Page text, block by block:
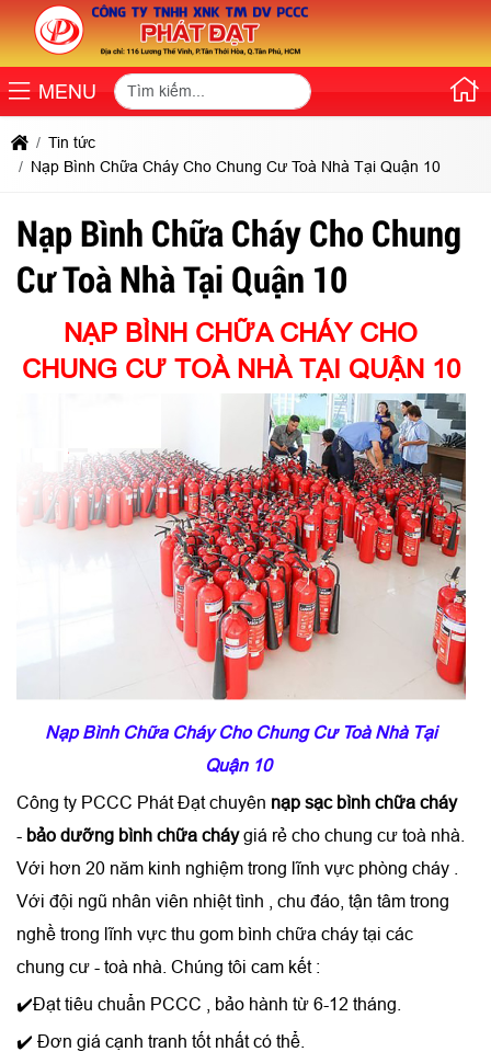
MENU
Tin tức
Nạp Bình Chữa Cháy Cho Chung Cư Toà Nhà Tại Quận 10
Nạp Bình Chữa Cháy Cho Chung
Cư Toà Nhà Tại Quận 10
NẠP BÌNH CHỮA CHÁY CHO
CHUNG CƯ TOÀ NHÀ TẠI QUẬN 10
Nạp Bình Chữa Cháy Cho Chung Cư Toà Nhà Tại
Quận 10
Công ty PCCC Phát Đạt chuyên nạp sạc bình chữa cháy
- bảo dưỡng bình chữa cháygiá rẻ cho chung cư toà nhà.
Với hơn 20 năm kinh nghiệm trong lĩnh vực phòng cháy .
Với đội ngũ nhân viên nhiệt tình , chu đáo, tận tâm trong
nghề trong lĩnh vực thu gom bình chữa cháy tại các
chung cư - toà nhà. Chúng tôi cam kết :
✔️Đạt tiêu chuẩn PCCC , bảo hành từ 6-12 tháng.
✔️ Đơn giá cạnh tranh tốt nhất có thể.